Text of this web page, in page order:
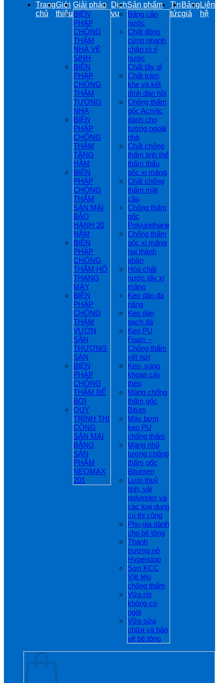
Trang
chủ
Giới
thiệu
Giải pháp
BIỆN
PHÁP
CHỐNG
THẤM
NHÀ VỆ
SINH
BIỆN
PHÁP
CHỐNG
THẤM
TƯỜNG
NHÀ
BIỆN
PHÁP
CHỐNG
THẤM
TẦNG
HẦM
BIỆN
PHÁP
CHỐNG
THẤM
SÀN MÁI
BẢO
HÀNH 20
NĂM
BIỆN
PHÁP
CHỐNG
THẤM HỐ
THANG
MÁY
BIỆN
PHÁP
CHỐNG
THẤM
VƯỜN
SÂN
THƯỢNG
SÀN
BIỆN
PHÁP
CHỐNG
THẤM BỂ
BƠI
QUY
TRÌNH THI
CÔNG
SÀN MÁI
BẰNG
SẢN
PHẨM
NEOMAX
201
Dịch
vụ
Sản phẩm
Băng cản
nước
Chất đông
cứng nhanh
chặn rò rỉ
nước
Chất tẩy gỉ
Chất trám
khe và kết
dính đàn hồi
Chống thấm
gốc Acrylic
dành cho
tường ngoài
nhà
Chất chống
thấm tinh thể
thẩm thấu
gốc xi măng
Chất chống
thấm mặt
cầu
Chống thấm
gốc
Polyurethane
Chống thấm
gốc xi măng
hai thành
phần
Hóa chất
nước tẩy xi
măng
Keo dán đa
năng
Keo dán
gạch đá
Keo PU
Foam –
Chống thấm
vết nứt
Keo, súng
khoan cấy
thép
Màng chống
thấm gốc
Bitum
Máy bơm
keo PU
chống thấm
Màng nhũ
tương chống
thấm gốc
Bitumen
Lưới thuỷ
tinh, vải
polyester và
các loại dụng
cụ thi công
Phụ gia dành
cho bê tông
Thanh
trương nở
Hyperstop
Sơn KCC
Vật liệu
chống thấm
Vữa rót
không co
ngót
Vữa sửa
chữa và bảo
vệ bê tông
Tin
tức
Bảng
giá
Liên
hệ